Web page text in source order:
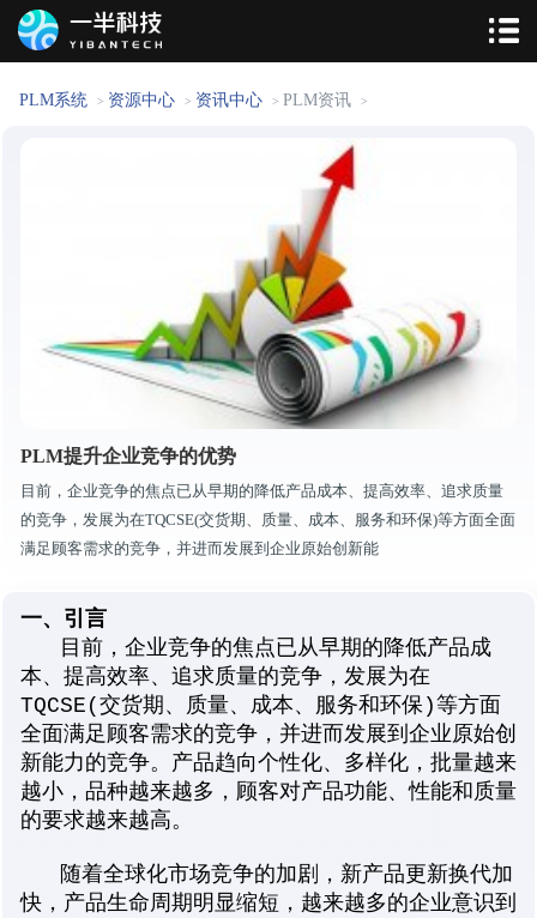
PLM系统 > 资源中心 > 资讯中心 > PLM资讯 >
PLM提升企业竞争的优势
目前，企业竞争的焦点已从早期的降低产品成本、提高效率、追求质量
的竞争，发展为在TQCSE(交货期、质量、成本、服务和环保)等方面全面
满足顾客需求的竞争，并进而发展到企业原始创新能
一、引言
目前，企业竞争的焦点已从早期的降低产品成
本、提高效率、追求质量的竞争，发展为在
TQCSE(交货期、质量、成本、服务和环保)等方面
全面满足顾客需求的竞争，并进而发展到企业原始创
新能力的竞争。产品趋向个性化、多样化，批量越来
越小，品种越来越多，顾客对产品功能、性能和质量
的要求越来越高。
随着全球化市场竞争的加剧，新产品更新换代加
快，产品生命周期明显缩短，越来越多的企业意识到